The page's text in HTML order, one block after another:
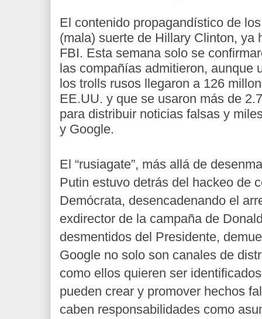
El contenido propagandístico de
(mala) suerte de Hillary Clinton, ya
FBI. Esta semana solo se
las compañías admitieron, aunque
los trolls rusos llegaron a 126
EE.UU. y que se usaron más de
para distribuir noticias falsas y
y Google.
El “rusiagate”, más allá de
Putin estuvo detrás del hackeo de
Demócrata, desencadenando el
exdirector de la campaña de
desmentidos del Presidente,
Google no solo son canales de
como ellos quieren ser
pueden crear y promover hechos
caben responsabilidades como